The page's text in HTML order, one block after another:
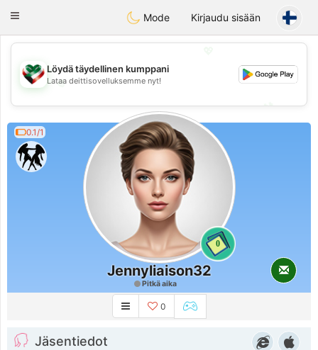
Kuwait Chat
Toggle
Mode Kirjaudu sisään
💖
💕
💕
Löydä täydellinen kumppani
Lataa deittisovelluksemme nyt!
0.1/1
0
Jennyliaison32
Pitkä aika
0
Jäsentiedot